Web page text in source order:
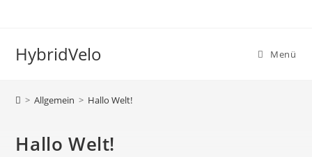
HybridVelo Menü
> Allgemein > Hallo Welt!
Hallo Welt!